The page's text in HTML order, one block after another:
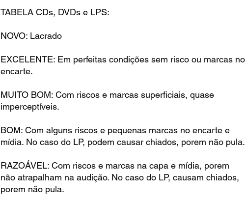
TABELA CDs, DVDs e LPS:
NOVO: Lacrado
EXCELENTE: Em perfeitas condições sem risco ou marcas no
encarte.
MUITO BOM: Com riscos e marcas superficiais, quase
imperceptíveis.
BOM: Com alguns riscos e pequenas marcas no encarte e
mídia. No caso do LP, podem causar chiados, porem não pula.
RAZOÁVEL: Com riscos e marcas na capa e mídia, porem
não atrapalham na audição. No caso do LP, causam chiados,
porem não pula.